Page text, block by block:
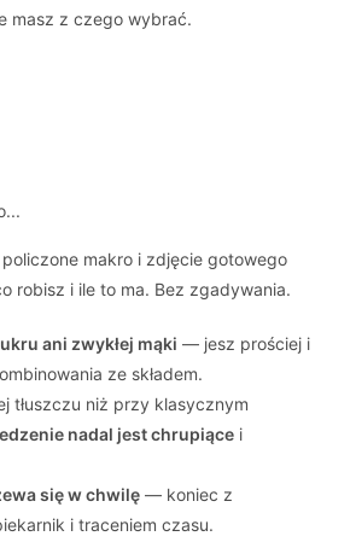
masz z czego wybrać.
makro i zdjęcie gotowego
robisz i ile to ma. Bez zgadywania.
ani zwykłej mąki — jesz prościej i
ze składem.
tłuszczu niż przy klasycznym
nadal jest chrupiące i
się w chwilę — koniec z
i traceniem czasu.